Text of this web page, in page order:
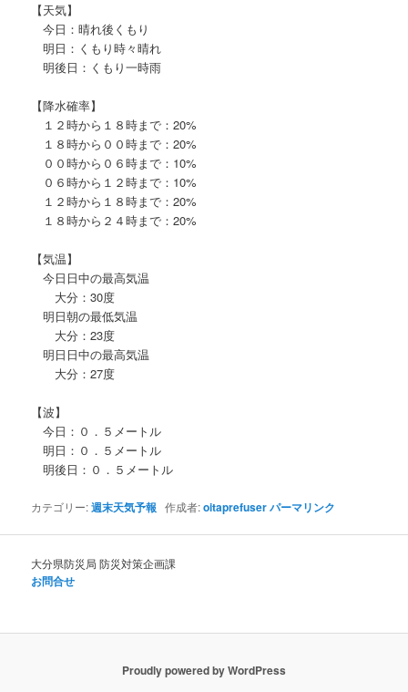
【天気】
今日：晴れ後くもり
明日：くもり時々晴れ
明後日：くもり一時雨
【降水確率】
１２時から１８時まで：20%
１８時から００時まで：20%
００時から０６時まで：10%
０６時から１２時まで：10%
１２時から１８時まで：20%
１８時から２４時まで：20%
【気温】
今日日中の最高気温
大分：30度
明日朝の最低気温
大分：23度
明日日中の最高気温
大分：27度
【波】
今日：０．５メートル
明日：０．５メートル
明後日：０．５メートル
カテゴリー:週末天気予報 作成者:oitaprefuserパーマリンク
大分県防災局 防災対策企画課
お問合せ
Proudly powered by WordPress